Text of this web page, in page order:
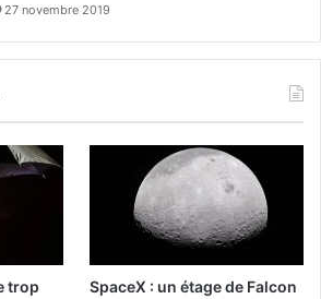
27 novembre 2019
trop
SpaceX : un étage de Falcon